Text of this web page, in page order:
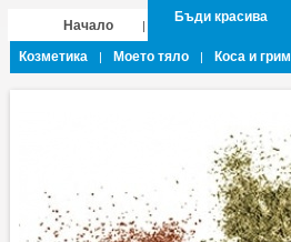
Начало |
Бъди красива
Козметика
| Моето тяло | Коса и грим